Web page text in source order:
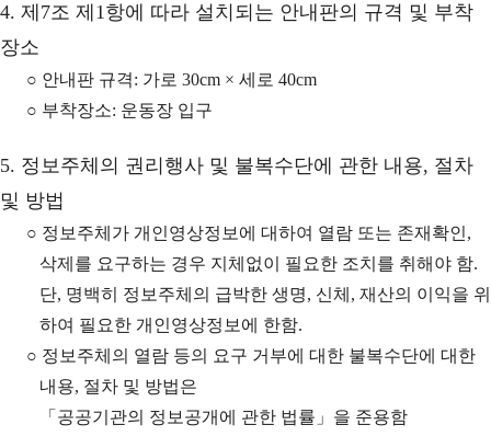
4. 제7조 제1항에 따라 설치되는 안내판의 규격 및 부착
장소
○ 안내판 규격: 가로 30cm × 세로 40cm
○ 부착장소: 운동장 입구
5. 정보주체의 권리행사 및 불복수단에 관한 내용, 절차
및 방법
○ 정보주체가 개인영상정보에 대하여 열람 또는 존재확인,
삭제를 요구하는 경우 지체없이 필요한 조치를 취해야 함.
단, 명백히 정보주체의 급박한 생명, 신체, 재산의 이익을 위
하여 필요한 개인영상정보에 한함.
○ 정보주체의 열람 등의 요구 거부에 대한 불복수단에 대한
내용, 절차 및 방법은
「공공기관의 정보공개에 관한 법률」을 준용함